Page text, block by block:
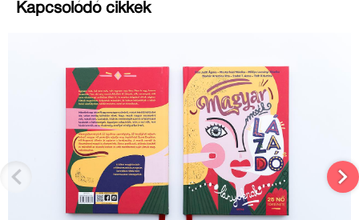
Kapcsolódó cikkek